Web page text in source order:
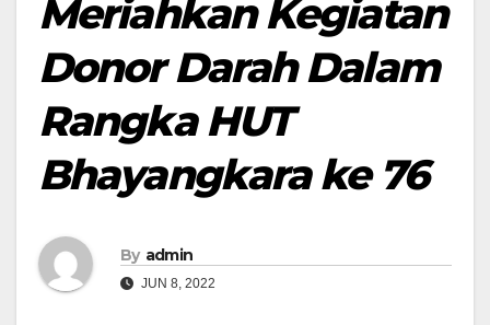
Meriahkan Kegiatan
Donor Darah Dalam
Rangka HUT
Bhayangkara ke 76
By admin
JUN 8, 2022